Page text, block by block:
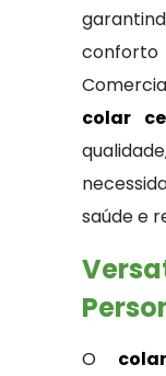
colar
saúde e
O